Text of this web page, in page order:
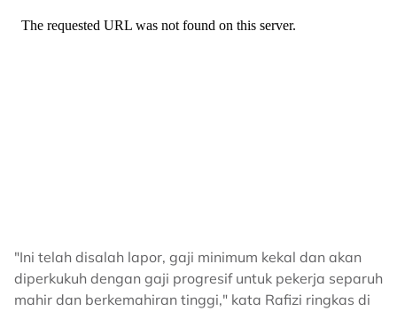
"Ini telah disalah lapor, gaji minimum kekal dan akan
diperkukuh dengan gaji progresif untuk pekerja separuh
mahir dan berkemahiran tinggi," kata Rafizi ringkas di